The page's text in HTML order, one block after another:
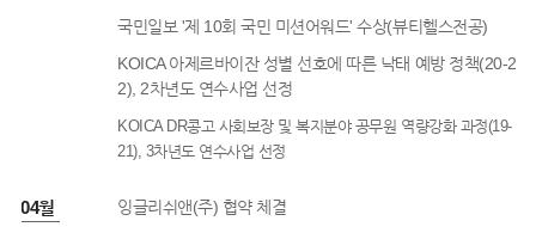
국민일보 '제 10회 국민 미션어워드' 수상(뷰티헬스전공)
KOICA 아제르바이잔 성별 선호에 따른 낙태 예방 정책(20-2
2), 2차년도 연수사업 선정
KOICA DR콩고 사회보장 및 복지분야 공무원 역량강화 과정(19-
21), 3차년도 연수사업 선정
04월
잉글리쉬앤(주) 협약 체결